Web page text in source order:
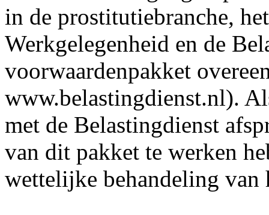
in de prostitutiebranche,
Werkgelegenheid en de
voorwaardenpakket
www.belastingdienst.nl).
met de Belastingdienst
van dit pakket te werken
wettelijke behandeling van